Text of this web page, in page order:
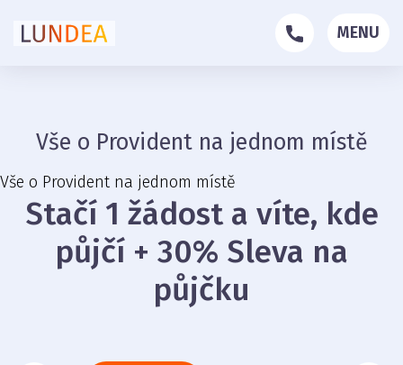
MENU
Vše o Provident na jednom místě
Vše o Provident na jednom místě
Stačí 1 žádost a víte, kde
půjčí + 30% Sleva na
půjčku